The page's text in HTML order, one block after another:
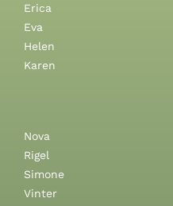
Erica
Eva
Helen
Karen
Nova
Rigel
Simone
Vinter